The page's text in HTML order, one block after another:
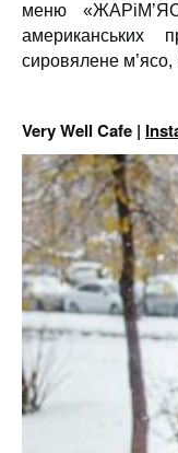
меню
американських
сировялене м’ясо,
Very Well Cafe |